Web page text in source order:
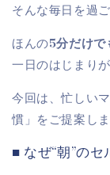
そんな毎日を過
ほんの5分だけ
一日のはじまり
今回は、忙しい
慣」をご提案しま
■ なぜ“朝”の